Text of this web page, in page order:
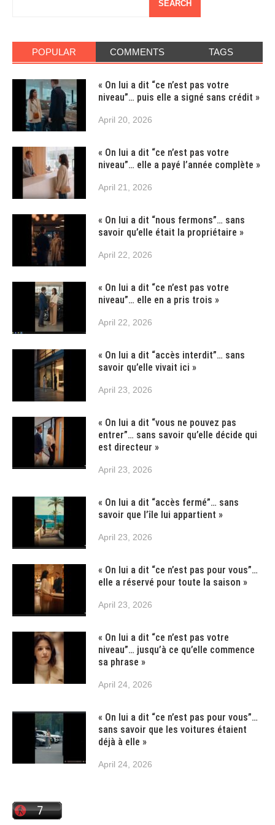
SEARCH
POPULAR COMMENTS TAGS
« On lui a dit “ce n’est pas votre
niveau”… puis elle a signé sans crédit »
April 20, 2026
« On lui a dit “ce n’est pas votre
niveau”… elle a payé l’année complète »
April 21, 2026
« On lui a dit “nous fermons”… sans
savoir qu’elle était la propriétaire »
April 22, 2026
« On lui a dit “ce n’est pas votre
niveau”… elle en a pris trois »
April 22, 2026
« On lui a dit “accès interdit”… sans
savoir qu’elle vivait ici »
April 23, 2026
« On lui a dit “vous ne pouvez pas
entrer”… sans savoir qu’elle décide qui
est directeur »
April 23, 2026
« On lui a dit “accès fermé”… sans
savoir que l’île lui appartient »
April 23, 2026
« On lui a dit “ce n’est pas pour vous”…
elle a réservé pour toute la saison »
April 23, 2026
« On lui a dit “ce n’est pas votre
niveau”… jusqu’à ce qu’elle commence
sa phrase »
April 24, 2026
« On lui a dit “ce n’est pas pour vous”…
sans savoir que les voitures étaient
déjà à elle »
April 24, 2026